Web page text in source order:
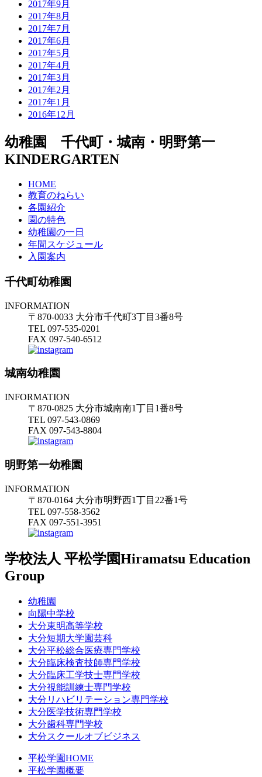
2017年9月
2017年8月
2017年7月
2017年6月
2017年5月
2017年4月
2017年3月
2017年2月
2017年1月
2016年12月
幼稚園 千代町・城南・明野第一
KINDERGARTEN
HOME
教育のねらい
各園紹介
園の特色
幼稚園の一日
年間スケジュール
入園案内
千代町幼稚園
INFORMATION
〒870-0033 大分市千代町3丁目3番8号
TEL 097-535-0201
FAX 097-540-6512
城南幼稚園
INFORMATION
〒870-0825 大分市城南南1丁目1番8号
TEL 097-543-0869
FAX 097-543-8804
明野第一幼稚園
INFORMATION
〒870-0164 大分市明野西1丁目22番1号
TEL 097-558-3562
FAX 097-551-3951
学校法人 平松学園Hiramatsu Education
Group
幼稚園
向陽中学校
大分東明高等学校
大分短期大学園芸科
大分平松総合医療専門学校
大分臨床検査技師専門学校
大分臨床工学技士専門学校
大分視能訓練士専門学校
大分リハビリテーション専門学校
大分医学技術専門学校
大分歯科専門学校
大分スクールオブビジネス
平松学園HOME
平松学園概要